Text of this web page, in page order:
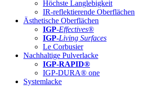
Höchste Langlebigkeit
IR-reflektierende Oberflächen
Ästhetische Oberflächen
IGP-Effectives®
IGP-Living Surfaces
Le Corbusier
Nachhaltige Pulverlacke
IGP-RAPID®
IGP-DURA® one
Systemlacke